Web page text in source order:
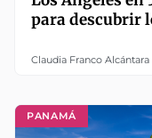
para descubrir
Claudia Franco Alcántara
PANAMÁ